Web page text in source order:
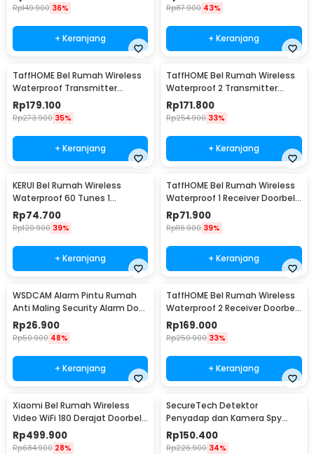
Rp149.900 36%
+ Keranjang
Rp87.900 43%
+ Keranjang
TaffHOME Bel Rumah Wireless
Waterproof Transmitter
Receiver Doorbell - H10
Rp179.100
Rp273.900 35%
+ Keranjang
TaffHOME Bel Rumah Wireless
Waterproof 2 Transmitter
Doorbell - A10BB
Rp171.800
Rp254.900 33%
+ Keranjang
KERUI Bel Rumah Wireless
Waterproof 60 Tunes 1
Receiver Doorbell - F53
Rp74.700
Rp120.900 39%
+ Keranjang
TaffHOME Bel Rumah Wireless
Waterproof 1 Receiver Doorbell
- A9
Rp71.900
Rp116.900 39%
+ Keranjang
WSDCAM Alarm Pintu Rumah
Anti Maling Security Alarm Door
Stop 120dB - LL-9806
Rp26.900
Rp50.900 48%
+ Keranjang
TaffHOME Bel Rumah Wireless
Waterproof 2 Receiver Doorbell
- Q189-BB
Rp169.000
Rp250.900 33%
+ Keranjang
Xiaomi Bel Rumah Wireless
Video WiFi 180 Derajat Doorbell
- MJML05-FJ
Rp499.900
Rp684.900 28%
SecureTech Detektor
Penyadap dan Kamera Spy
Hidden Camera Bug Detector -
X13
Rp150.400
Rp226.900 34%